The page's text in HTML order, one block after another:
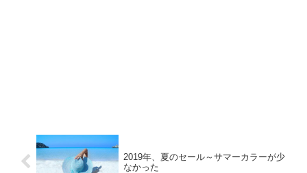
2019年、夏のセール～サマーカラーが少
なかった